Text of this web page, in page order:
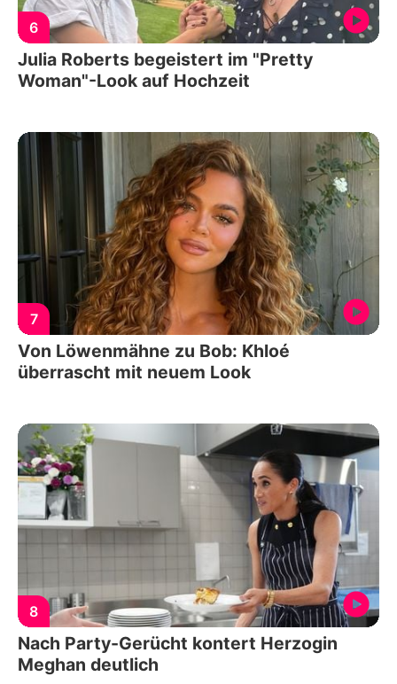
6
Julia Roberts begeistert im "Pretty
Woman"-Look auf Hochzeit
7
Von Löwenmähne zu Bob: Khloé
überrascht mit neuem Look
8
Nach Party-Gerücht kontert Herzogin
Meghan deutlich